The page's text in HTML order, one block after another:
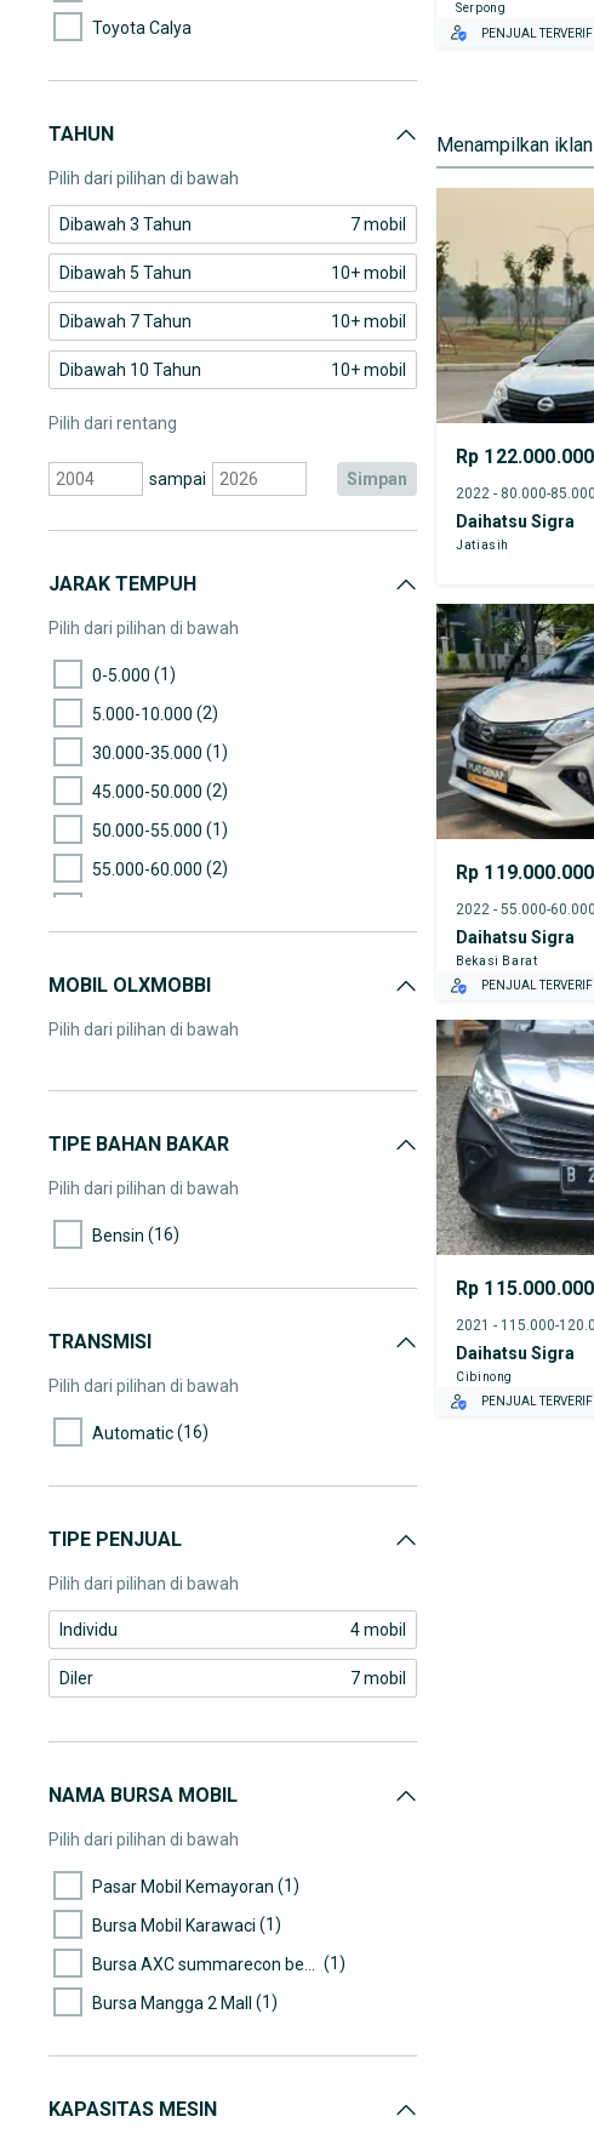
Toyota Calya
TAHUN
Pilih dari pilihan di bawah
Dibawah 3 Tahun 7 mobil
Dibawah 5 Tahun 10+ mobil
Dibawah 7 Tahun 10+ mobil
Dibawah 10 Tahun 10+ mobil
Pilih dari rentang
sampai simpan
JARAK TEMPUH
Pilih dari pilihan di bawah
0-5.000 (1)
5.000-10.000 (2)
30.000-35.000 (1)
45.000-50.000 (2)
50.000-55.000 (1)
55.000-60.000 (2)
85.000-90.000
115.000-120.000(2)
MOBIL OLXMOBBI
Pilih dari pilihan di bawah
TIPE BAHAN BAKAR
Pilih dari pilihan di bawah
Bensin (16)
TRANSMISI
Pilih dari pilihan di bawah
Automatic(16)
TIPE PENJUAL
Pilih dari pilihan di bawah
Individu 4 mobil
Diler 7 mobil
NAMA BURSA MOBIL
Pilih dari pilihan di bawah
Pasar Mobil Kemayoran (1)
Bursa Mobil Karawaci (1)
(1)
Bursa Mangga 2 Mall (1)
KAPASITAS MESIN
Serpong
PENJUAL
Menampilkan
Rp 122.000.000
Daihatsu Sigra
Jatiasih
Rp 119.000.000
Daihatsu Sigra
Bekasi Barat
PENJUAL
Rp 115.000.000
Daihatsu Sigra
Cibinong
PENJUAL